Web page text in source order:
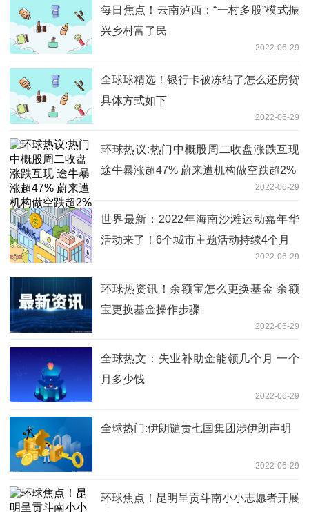
每日焦点！云南泸西：“一村多股”模式振
兴乡村富了民
2022-06-29
全球球精选！银行卡被冻结了怎么还房贷
具体方式如下
2022-06-29
环球热议:热门中概股周二收盘涨跌互现
途牛暴涨超47% 蔚来遭机构做空跌超2%
2022-06-29
世界最新：2022年海南沙滩运动嘉年华
活动来了！6个城市主题活动持续4个月
2022-06-29
环球热资讯！余额宝怎么更换基金 余额
宝更换基金操作步骤
2022-06-29
全球热文：失业补助金能领几个月 一个
月多少钱
2022-06-29
全球热门:伊朗谴责七国集团涉伊朗声明
2022-06-29
环球焦点！昆明呈贡斗南小小志愿者开展